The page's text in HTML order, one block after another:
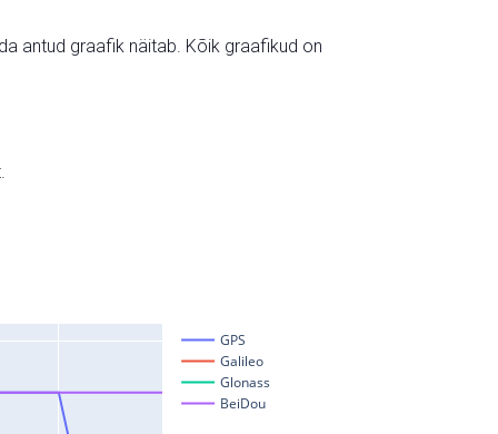
antud graafik näitab. Kõik graafikud on